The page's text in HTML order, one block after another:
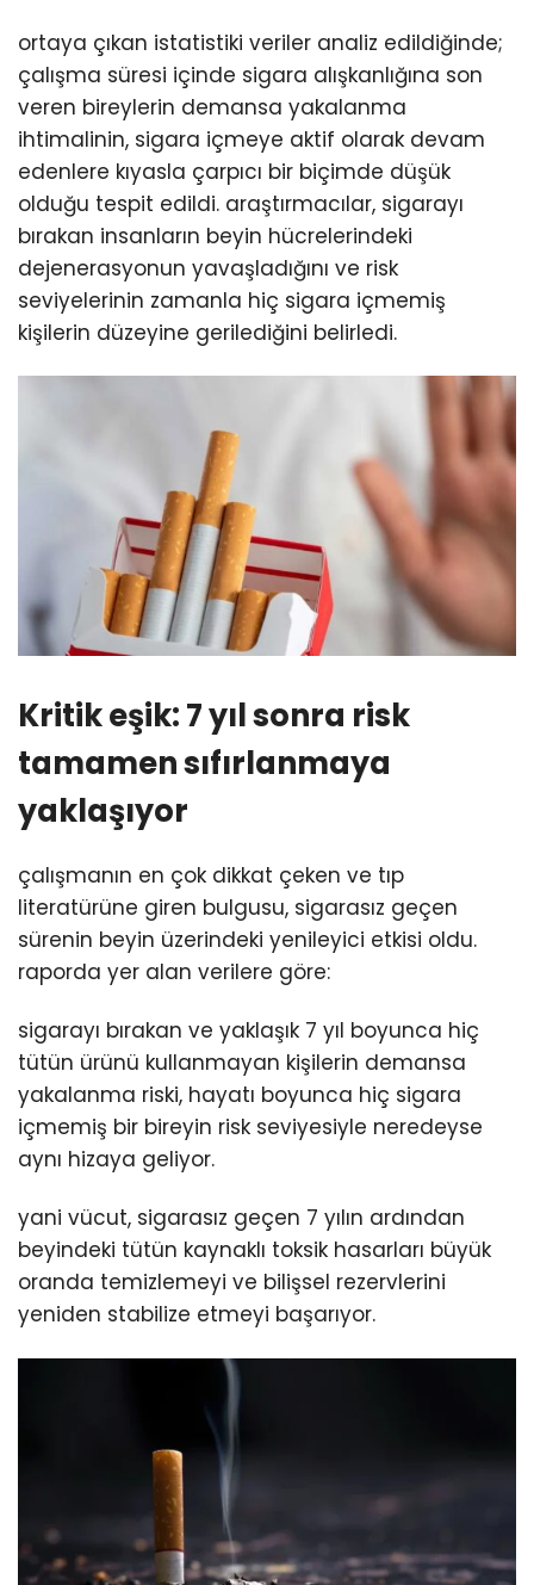
ortaya çıkan istatistiki veriler analiz edildiğinde;
çalışma süresi içinde sigara alışkanlığına son
veren bireylerin demansa yakalanma
ihtimalinin, sigara içmeye aktif olarak devam
edenlere kıyasla çarpıcı bir biçimde düşük
olduğu tespit edildi. araştırmacılar, sigarayı
bırakan insanların beyin hücrelerindeki
dejenerasyonun yavaşladığını ve risk
seviyelerinin zamanla hiç sigara içmemiş
kişilerin düzeyine gerilediğini belirledi.
Kritik eşik: 7 yıl sonra risk
tamamen sıfırlanmaya
yaklaşıyor
çalışmanın en çok dikkat çeken ve tıp
literatürüne giren bulgusu, sigarasız geçen
sürenin beyin üzerindeki yenileyici etkisi oldu.
raporda yer alan verilere göre:
sigarayı bırakan ve yaklaşık 7 yıl boyunca hiç
tütün ürünü kullanmayan kişilerin demansa
yakalanma riski, hayatı boyunca hiç sigara
içmemiş bir bireyin risk seviyesiyle neredeyse
aynı hizaya geliyor.
yani vücut, sigarasız geçen 7 yılın ardından
beyindeki tütün kaynaklı toksik hasarları büyük
oranda temizlemeyi ve bilişsel rezervlerini
yeniden stabilize etmeyi başarıyor.